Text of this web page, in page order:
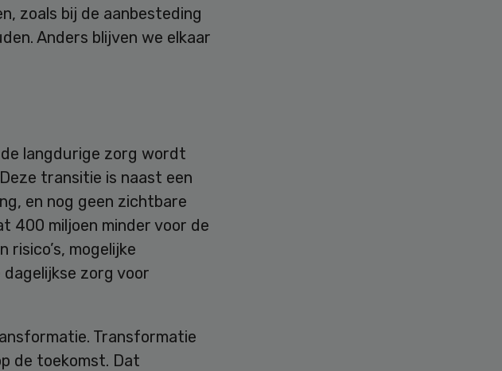
zoals bij de aanbesteding
Anders blijven we elkaar
langdurige zorg wordt
transitie is naast een
en nog geen zichtbare
400 miljoen minder voor de
mogelijke
zorg voor
Transformatie
de toekomst. Dat